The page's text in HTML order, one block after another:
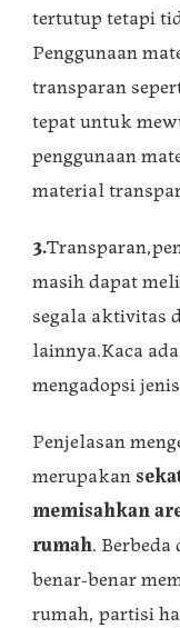
tertutup tetapi
Penggunaan
transparan
tepat untuk
penggunaan
material
3.
masih dapat
segala aktivitas
lainnya.Kaca
mengadopsi
Penjelasan
merupakan
memisahkan
rumah.
benar-benar
rumah, partisi